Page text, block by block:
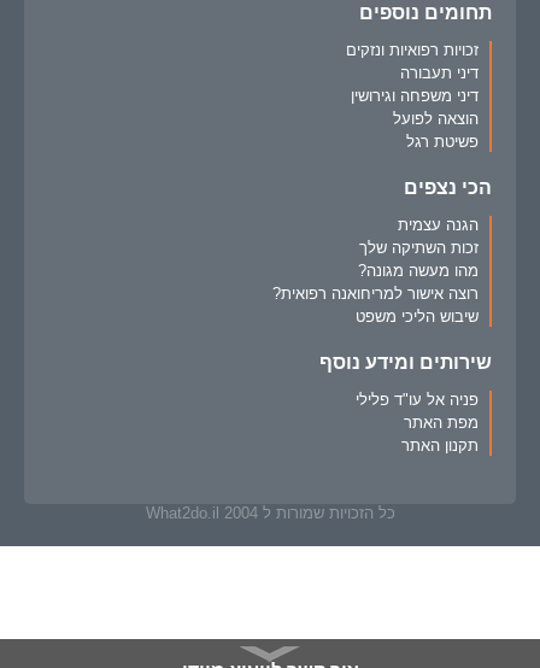
תחומים נוספים
זכויות רפואיות ונזקים
דיני תעבורה
דיני משפחה וגירושין
הוצאה לפועל
פשיטת רגל
הכי נצפים
הגנה עצמית
זכות השתיקה שלך
מהו מעשה מגונה?
רוצה אישור למריחואנה רפואית?
שיבוש הליכי משפט
שירותים ומידע נוסף
פניה אל עו"ד פלילי
מפת האתר
תקנון האתר
כל הזכויות שמורות ל What2do.il 2004